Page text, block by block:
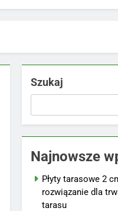
Szukaj
Najnowsze
Płyty tarasowe 2
rozwiązanie dla
tarasu